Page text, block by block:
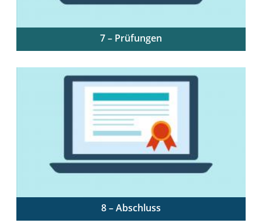
7 – Prüfungen
Online-Klausuren, mündliche Prüfungen und
Präsentationen
8 – Abschluss